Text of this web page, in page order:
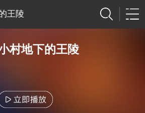
王陵
村地下的王陵